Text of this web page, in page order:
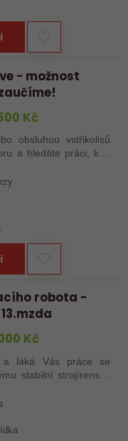
- možnost
Kč
obsluhou vstřikolisů
a hledáte práci, kde
robota -
Kč
a láká Vás práce se
stabilní strojírenské
své zkušenosti se